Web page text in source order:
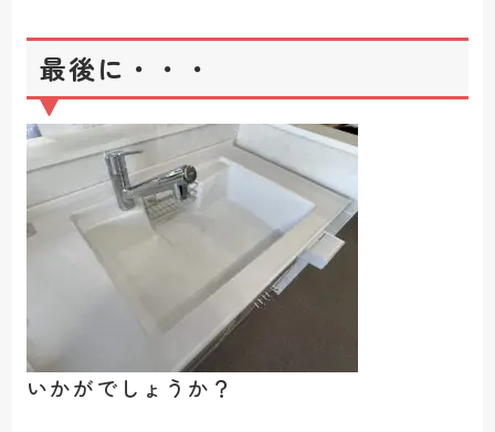
最後に・・・
いかがでしょうか？